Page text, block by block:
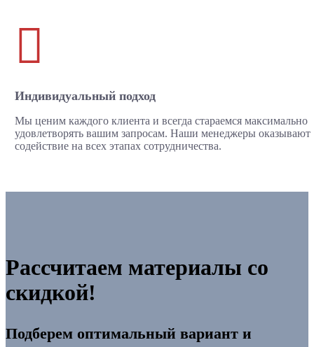

Индивидуальный подход
Мы ценим каждого клиента и всегда стараемся максимально
удовлетворять вашим запросам. Наши менеджеры оказывают
содействие на всех этапах сотрудничества.
Рассчитаем материалы со
скидкой!
Подберем оптимальный вариант и